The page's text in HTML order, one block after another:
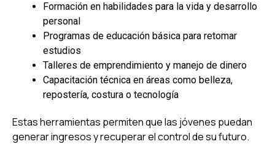
Formación en habilidades para la vida y desarrollo
personal
Programas de educación básica para retomar
estudios
Talleres de emprendimiento y manejo de dinero
Capacitación técnica en áreas como belleza,
repostería, costura o tecnología
Estas herramientas permiten que las jóvenes puedan
generar ingresos y recuperar el control de su futuro.